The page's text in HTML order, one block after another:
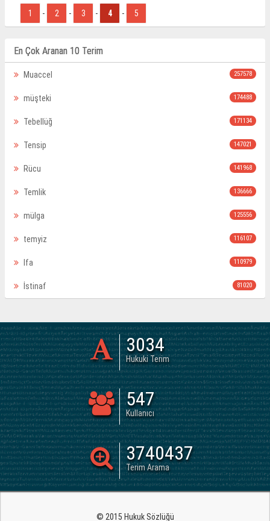
1 - 2 - 3 - 4 - 5
En Çok Aranan 10 Terim
Muaccel 257578
müşteki 174488
Tebellüğ 171134
Tensip 147021
Rücu 141968
Temlik 136666
mülga 125556
temyiz 116107
Ifa 110979
İstinaf 81020
3034
Hukuki Terim
547
Kullanıcı
3740437
Terim Arama
© 2015 Hukuk Sözlüğü